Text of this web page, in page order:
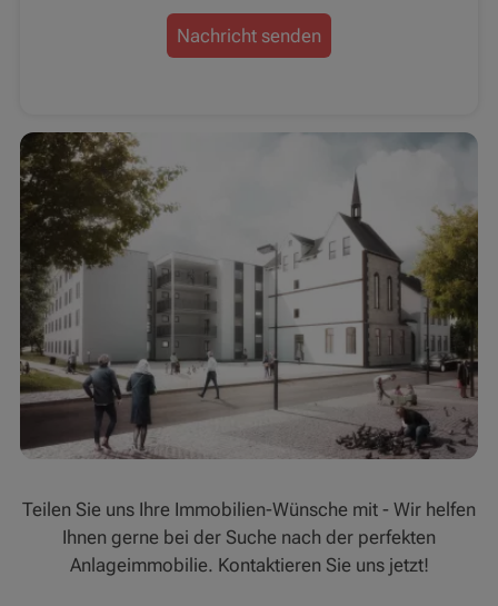
Nachricht senden
Teilen Sie uns Ihre Immobilien-Wünsche mit - Wir helfen
Ihnen gerne bei der Suche nach der perfekten
Anlageimmobilie. Kontaktieren Sie uns jetzt!